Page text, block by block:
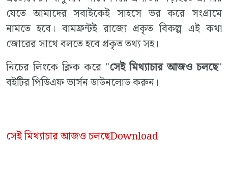
যেতে আমাদের সবাইকেই সাহসে ভর করে সংগ্রামে
নামতে হবে। বামফ্রন্টই রাজ্যে প্রকৃত বিকল্প এই কথা
জোরের সাথে বলতে হবে প্রকৃত তথ্য সহ।
নিচের লিংকে ক্লিক করে "সেই মিথ্যাচার আজও চলছে"
বইটির পিডিএফ ভার্সন ডাউনলোড করুন।
সেই মিথ্যাচার আজও চলছেDownload